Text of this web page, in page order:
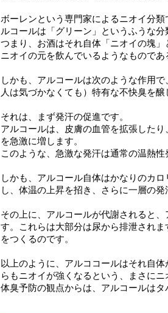
ボーレンという専門家によるニオイ分
ルコールは「グリーン」というふうな分
つまり、お酒はそれ自体「ニオイの塊」
ニオイの元を飲んでいるようなもので
しかも、アルコールは次のような作用
人は気づかなくても）特有な不快臭を醸
それは、まず発汗の促進です。
アルコールは、皮膚の血管を拡張した
を急激に増します。
このような、急激な発汗は通常の温熱
しかも、アルコール自体はかなりのカ
し、体温の上昇を招き、さらに一層の
その上に、アルコールが代謝されると
す。これらは大部分は尿から排泄され
をつくるのです。
以上のように、アルココールはそれ自
らもニオイが強くなるという、まさに
体臭予防の観点からは、アルコールは